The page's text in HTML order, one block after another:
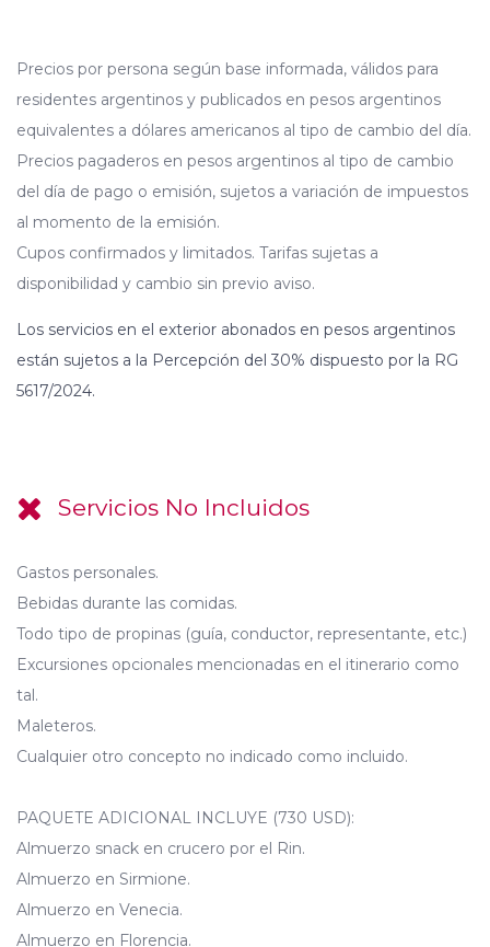
Precios por persona según base informada, válidos para
residentes argentinos y publicados en pesos argentinos
equivalentes a dólares americanos al tipo de cambio del día.
Precios pagaderos en pesos argentinos al tipo de cambio
del día de pago o emisión, sujetos a variación de impuestos
al momento de la emisión.
Cupos confirmados y limitados. Tarifas sujetas a
disponibilidad y cambio sin previo aviso.
Los servicios en el exterior abonados en pesos argentinos
están sujetos a la Percepción del 30% dispuesto por la RG
5617/2024.
Servicios No Incluidos
Gastos personales.
Bebidas durante las comidas.
Todo tipo de propinas (guía, conductor, representante, etc.)
Excursiones opcionales mencionadas en el itinerario como
tal.
Maleteros.
Cualquier otro concepto no indicado como incluido.
PAQUETE ADICIONAL INCLUYE (730 USD):
Almuerzo snack en crucero por el Rin.
Almuerzo en Sirmione.
Almuerzo en Venecia.
Almuerzo en Florencia.